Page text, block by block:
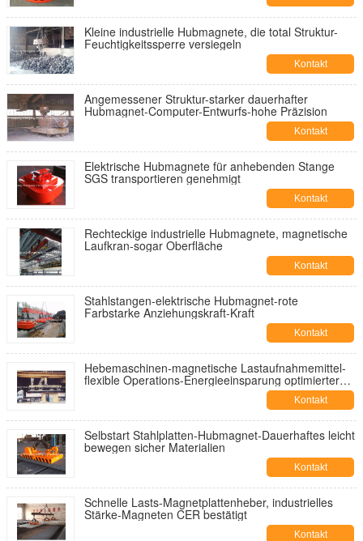
Kleine industrielle Hubmagnete, die total Struktur-
Feuchtigkeitssperre versiegeln
Kontakt
Angemessener Struktur-starker dauerhafter
Hubmagnet-Computer-Entwurfs-hohe Präzision
Kontakt
Elektrische Hubmagnete für anhebenden Stange
SGS transportieren genehmigt
Kontakt
Rechteckige industrielle Hubmagnete, magnetische
Laufkran-sogar Oberfläche
Kontakt
Stahlstangen-elektrische Hubmagnet-rote
Farbstarke Anziehungskraft-Kraft
Kontakt
Hebemaschinen-magnetische Lastaufnahmemittel-
flexible Operations-Energieeinsparung optimierter
Kontakt
Selbstart Stahlplatten-Hubmagnet-Dauerhaftes leicht
bewegen sicher Materialien
Kontakt
Schnelle Lasts-Magnetplattenheber, industrielles
Stärke-Magneten CER bestätigt
Kontakt